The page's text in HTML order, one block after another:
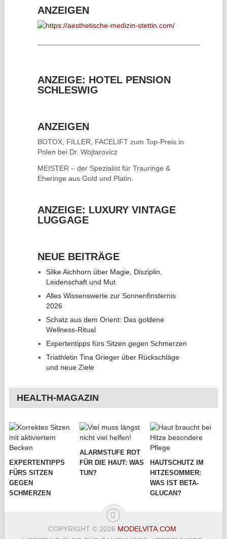
ANZEIGEN
ANZEIGE: HOTEL PENSION
SCHLESWIG
ANZEIGEN
BOTOX, FILLER, FACELIFTzum Top-Preis in
Polen bei Dr. Wojtarovicz
MEISTER – der Spezialist für Trauringe &
Eheringe aus Gold und Platin.
ANZEIGE: LUXURY VINTAGE
LUGGAGE
NEUE BEITRÄGE
Silke Aichhorn über Magie, Disziplin,
Leidenschaft und Mut
Alles Wissenswerte zur Sonnenfinsternis
2026
Schatz aus dem Orient: Das goldene
Wellness-Ritual
Expertentipps fürs Sitzen gegen Schmerzen
Triathletin Tina Grieger über Rückschläge
und neue Ziele
HEALTH-MAGAZIN
EXPERTENTIPPS
FÜRS SITZEN
GEGEN
SCHMERZEN
ALARMSTUFE ROT
FÜR DIE HAUT: WAS
TUN?
HAUTSCHUTZ IM
HITZESOMMER:
WAS IST BETA-
GLUCAN?
COPYRIGHT © 2026 MODELVITA.COM.